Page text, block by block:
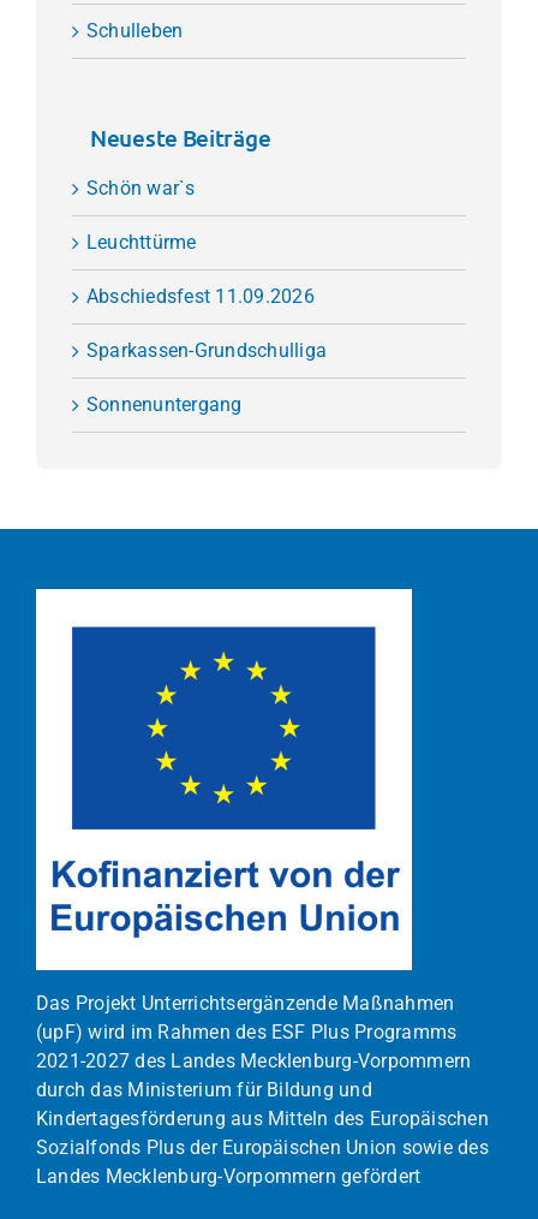
Schulleben
Neueste Beiträge
Schön war`s
Leuchttürme
Abschiedsfest 11.09.2026
Sparkassen-Grundschulliga
Sonnenuntergang
Das Projekt Unterrichtsergänzende Maßnahmen
(upF) wird im Rahmen des ESF Plus Programms
2021-2027 des Landes Mecklenburg-Vorpommern
durch das Ministerium für Bildung und
Kindertagesförderung aus Mitteln des Europäischen
Sozialfonds Plus der Europäischen Union sowie des
Landes Mecklenburg-Vorpommern gefördert